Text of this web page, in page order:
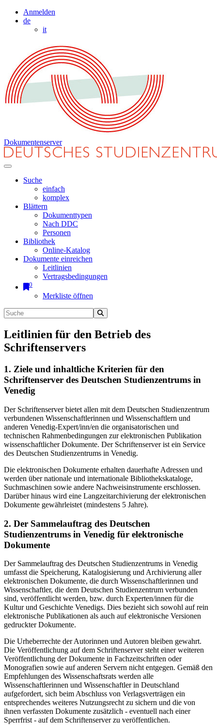
Anmelden
de
it
Dokumentenserver
Suche
einfach
komplex
Blättern
Dokumenttypen
Nach DDC
Personen
Bibliothek
Online-Katalog
Dokumente einreichen
Leitlinien
Vertragsbedingungen
0
Merkliste öffnen
Leitlinien für den Betrieb des
Schriftenservers
1. Ziele und inhaltliche Kriterien für den
Schriftenserver des Deutschen Studienzentrums in
Venedig
Der Schriftenserver bietet allen mit dem Deutschen Studienzentrum
verbundenen Wissenschaftlerinnen und Wissenschaftlern und
anderen Venedig-Expert/inn/en die organisatorischen und
technischen Rahmenbedingungen zur elektronischen Publikation
wissenschaftlicher Dokumente. Der Schriftenserver ist ein Service
des Deutschen Studienzentrums in Venedig.
Die elektronischen Dokumente erhalten dauerhafte Adressen und
werden über nationale und internationale Bibliothekskataloge,
Suchmaschinen sowie andere Nachweisinstrumente erschlossen.
Darüber hinaus wird eine Langzeitarchivierung der elektronischen
Dokumente gewährleistet (mindestens 5 Jahre).
2. Der Sammelauftrag des Deutschen
Studienzentrums in Venedig für elektronische
Dokumente
Der Sammelauftrag des Deutschen Studienzentrums in Venedig
umfasst die Speicherung, Katalogisierung und Archivierung aller
elektronischen Dokumente, die durch Wissenschaftlerinnen und
Wissenschaftler, die dem Deutschen Studienzentrum verbunden
sind, veröffentlicht werden, bzw. durch Experten/innen für die
Kultur und Geschichte Venedigs. Dies bezieht sich sowohl auf rein
elektronische Publikationen als auch auf elektronische Versionen
gedruckter Dokumente.
Die Urheberrechte der Autorinnen und Autoren bleiben gewahrt.
Die Veröffentlichung auf dem Schriftenserver steht einer weiteren
Veröffentlichung der Dokumente in Fachzeitschriften oder
Monografien sowie auf anderen Servern nicht entgegen. Gemäß den
Empfehlungen des Wissenschaftsrats werden alle
Wissenschaftlerinnen und Wissenschaftler in Deutschland
aufgefordert, sich beim Abschluss von Verlagsverträgen ein
entsprechendes weiteres Nutzungsrecht zu sichern und die von
ihnen verfassten Dokumente zusätzlich - eventuell nach einer
Sperrfrist - auf dem Schriftenserver zu veröffentlichen.